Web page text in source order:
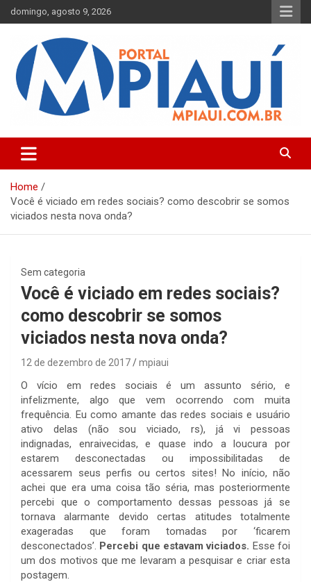
Skip
to
domingo, agosto 9, 2026
Portal MPiauí
Parnaíba
Home
Você é viciado em redes sociais? como descobrir se somos
viciados nesta nova onda?
Sem categoria
Você é viciado em redes sociais?
como descobrir se somos
viciados nesta nova onda?
12 de dezembro de 2017 mpiaui
O vício em redes sociais é um assunto sério, e
infelizmente, algo que vem ocorrendo com muita
frequência. Eu como amante das redes sociais e usuário
ativo delas (não sou viciado, rs), já vi pessoas
indignadas, enraivecidas, e quase indo a loucura por
estarem desconectadas ou impossibilitadas de
acessarem seus perfis ou certos sites! No início, não
achei que era uma coisa tão séria, mas posteriormente
percebi que o comportamento dessas pessoas já se
tornava alarmante devido certas atitudes totalmente
exageradas que foram tomadas por ‘ficarem
desconectados’. Percebi que estavam viciados. Esse foi
um dos motivos que me levaram a pesquisar e criar esta
postagem.